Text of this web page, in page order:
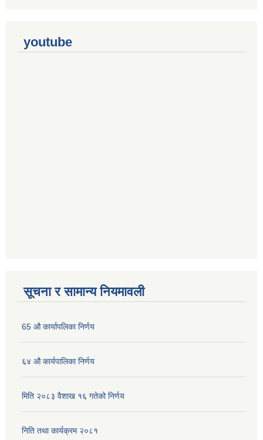
youtube
सूचना र सामान्य नियमावली
65 औ कार्यापलिका निर्णय
६४ औ कार्यपालिका निर्णय
मिति २०८३ वैशाख १६ गतेको निर्णय
निति तथा कार्यक्रम २०८१